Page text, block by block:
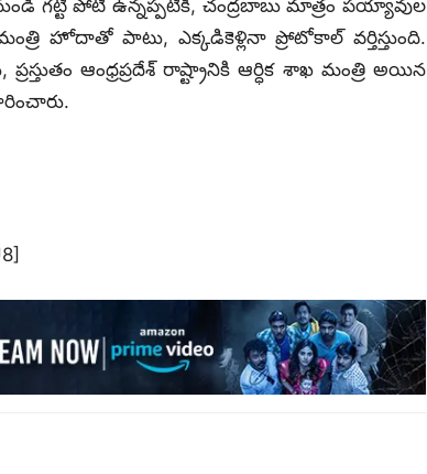
గట్టి పోటీ ఉన్నప్పటికీ, చంద్రబాబు మాత్రం పయ్యావుల
హోదాతో పాటు, ఎక్కడికెళ్లినా ప్రోటోకాల్ వర్తిస్తుంది.
ప్రస్తుతం ఆంధ్రప్రదేశ్ రాష్ట్రానికి ఆర్ధిక శాఖ మంత్రి అయిన